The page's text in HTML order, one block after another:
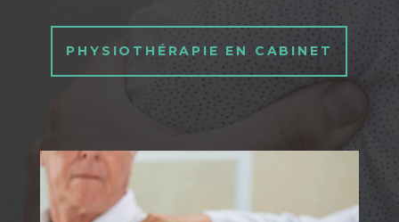
PHYSIOTHÉRAPIE EN CABINET